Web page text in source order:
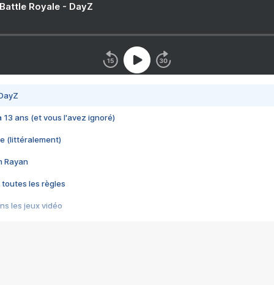
Royale - DayZ
13 ans (et vous l'avez ignoré)
(littéralement)
Rayan
toutes les règles
les jeux vidéo